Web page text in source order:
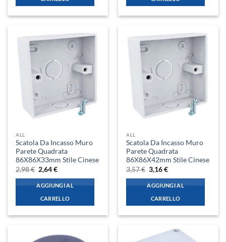
ALL
Scatola Da Incasso Muro
Parete Quadrata
86X86X33mm Stile Cinese
2,98€ Il
prezzo
originale
era:
2,98 €.
2,64€Il
attuale
è:
2,64 €.
AGGIUNGI AL
CARRELLO
ALL
Scatola Da Incasso Muro
Parete Quadrata
86X86X42mm Stile Cinese
3,57€ Il
prezzo
originale
era:
3,57 €.
3,16€Il
attuale
è:
3,16 €.
AGGIUNGI AL
CARRELLO